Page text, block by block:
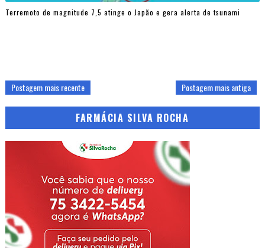
Terremoto de magnitude 7,5 atinge o Japão e gera alerta de tsunami
Postagem mais recente Postagem mais antiga
FARMÁCIA SILVA ROCHA